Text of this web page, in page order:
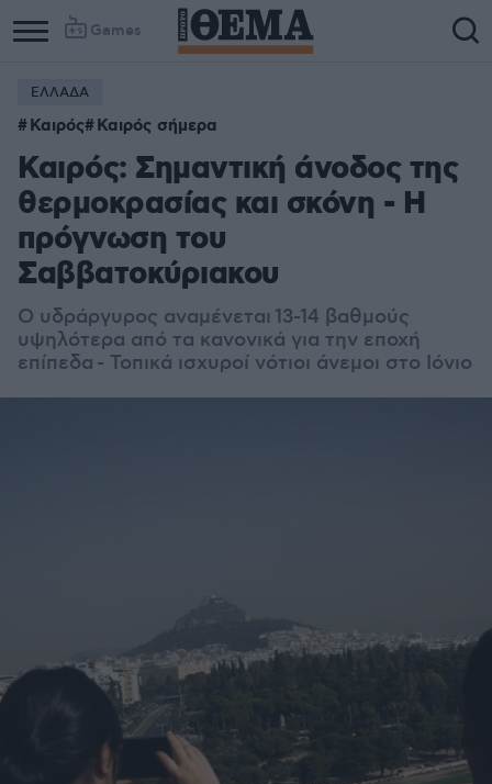
Games
ΕΛΛΑΔΑ
Καιρός Καιρός σήμερα
Καιρός: Σημαντική άνοδος της
θερμοκρασίας και σκόνη - Η
πρόγνωση του
Σαββατοκύριακου
Ο υδράργυρος αναμένεται 13-14 βαθμούς
υψηλότερα από τα κανονικά για την εποχή
επίπεδα - Τοπικά ισχυροί νότιοι άνεμοι στο Ιόνιο